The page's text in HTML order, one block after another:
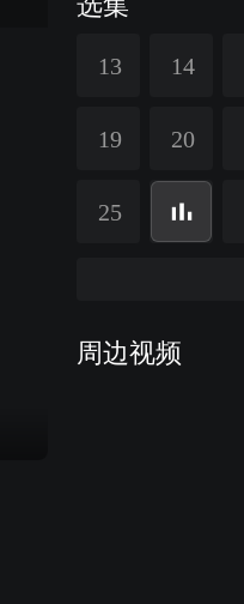
13 14
19 20
25
周边视频